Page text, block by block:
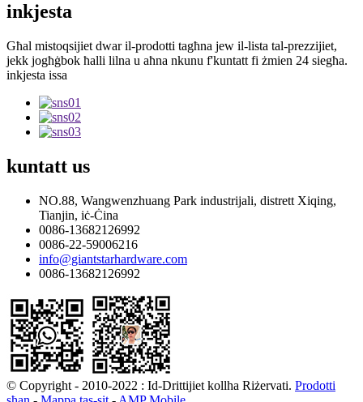
inkjesta
Għal mistoqsijiet dwar il-prodotti tagħna jew il-lista tal-prezzijiet,
jekk jogħġbok ħalli lilna u aħna nkunu f'kuntatt fi żmien 24 siegħa.
inkjesta issa
kuntatt us
NO.88, Wangwenzhuang Park industrijali, distrett Xiqing,
Tianjin, iċ-Ċina
0086-13682126992
0086-22-59006216
info@giantstarhardware.com
0086-13682126992
© Copyright - 2010-2022 : Id-Drittijiet kollha Riżervati. Prodotti